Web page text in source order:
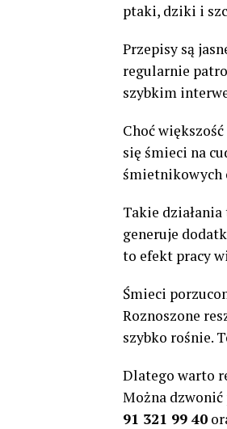
ptaki, dziki i
Przepisy są
regularnie
szybkim
Choć
się śmieci na
śmietnikowych
Takie
generuje
to efekt pracy
Śmieci
Roznoszone
szybko rośnie.
Dlatego warto
Można
91 321 99 40